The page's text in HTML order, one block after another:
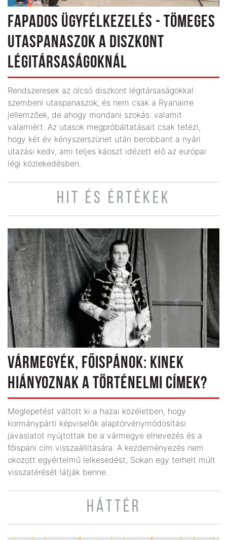
FAPADOS ÜGYFÉLKEZELÉS - TÖMEGES
UTASPANASZOK A DISZKONT
LÉGITÁRSASÁGOKNÁL
Rendszeresek az olcsó diszkont légitársaságokkal
szembeni utaspanaszok, és nem csak a Ryanairre
jellemzőek, de ahogy mondani szokás: valamit
valamiért. Az utasok megpróbáltatásait csak tetézi,
hogy két év kényszerszünet után berobbant a nyári
utazási kedv, ami teljes káoszt idézett elő az európai
légi közlekedésben.
HIT ÉS ÉRTÉKEK
VÁRMEGYÉK, FŐISPÁNOK: KINEK
HIÁNYOZNAK A TÖRTÉNELMI CÍMEK?
Meglepetést váltott ki a hazai közéletben, hogy
kormánypárti képviselők alaptörvénymódosítási
javaslatot nyújtottak be a vármegye elnevezés és a
főispáni cím vissza­állítására. A kezdemé­nye­zés nem
okozott egyértelmű lelkesedést, Sokan egy terhelt múlt
visszatérését látják benne.
HÁTTÉR